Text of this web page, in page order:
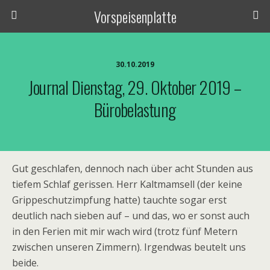
Vorspeisenplatte
30.10.2019
Journal Dienstag, 29. Oktober 2019 –
Bürobelastung
Gut geschlafen, dennoch nach über acht Stunden aus
tiefem Schlaf gerissen. Herr Kaltmamsell (der keine
Grippeschutzimpfung hatte) tauchte sogar erst
deutlich nach sieben auf – und das, wo er sonst auch
in den Ferien mit mir wach wird (trotz fünf Metern
zwischen unseren Zimmern). Irgendwas beutelt uns
beide.